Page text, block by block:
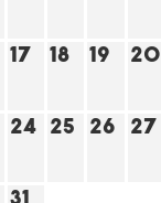
17 18 19 20
24 25 26 27